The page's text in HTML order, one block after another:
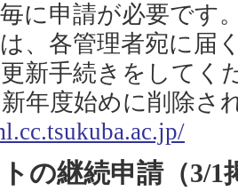
に申請が必要です
、各管理者宛に届
新手続きをしてく
年度始めに削除さ
の継続申請（3/1